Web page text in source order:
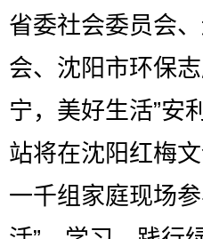
省委社会委员会
会、沈阳市环保
宁，美好生活”安
站将在沈阳红梅
一千组家庭现场